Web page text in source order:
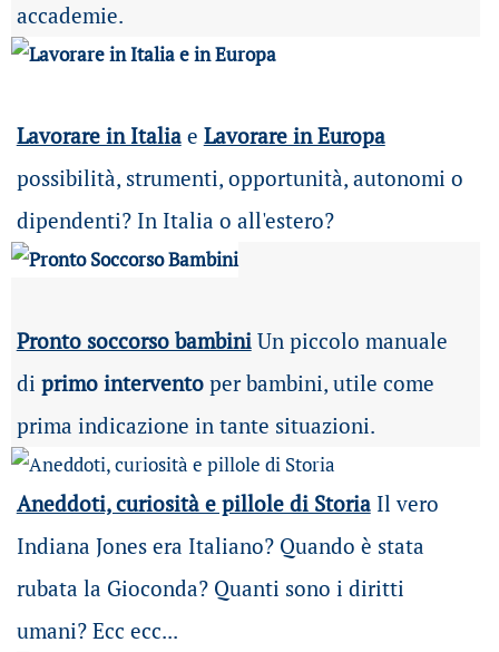
accademie.
Lavorare in Italia e Lavorare in Europa
possibilità, strumenti, opportunità, autonomi o
dipendenti? In Italia o all'estero?
Pronto soccorso bambiniUn piccolo manuale
di primo interventoper bambini, utile come
prima indicazione in tante situazioni.
Aneddoti, curiosità e pillole di Storia Il vero
Indiana Jones era Italiano? Quando è stata
rubata la Gioconda? Quanti sono i diritti
umani? Ecc ecc...